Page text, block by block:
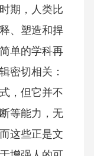
期，人类比
、塑造和捍
单的学科再
密切相关：
，但它并不
等能力，无
这些正是文